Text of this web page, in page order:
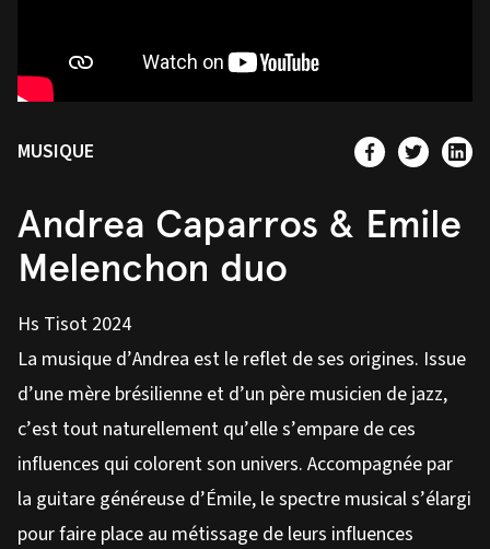
MUSIQUE
Andrea Caparros & Emile
Melenchon duo
Hs Tisot 2024
La musique d’Andrea est le reflet de ses origines. Issue
d’une mère brésilienne et d’un père musicien de jazz,
c’est tout naturellement qu’elle s’empare de ces
influences qui colorent son univers. Accompagnée par
la guitare généreuse d’Émile, le spectre musical s’élargi
pour faire place au métissage de leurs influences